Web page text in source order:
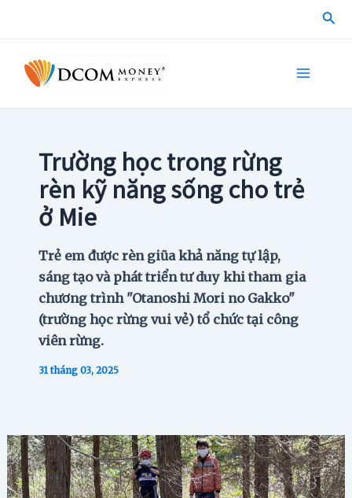
Trường học trong rừng
rèn kỹ năng sống cho trẻ
ở Mie
Trẻ em được rèn giũa khả năng tự lập,
sáng tạo và phát triển tư duy khi tham gia
chương trình "Otanoshi Mori no Gakko"
(trường học rừng vui vẻ) tổ chức tại công
viên rừng.
31 tháng 03, 2025